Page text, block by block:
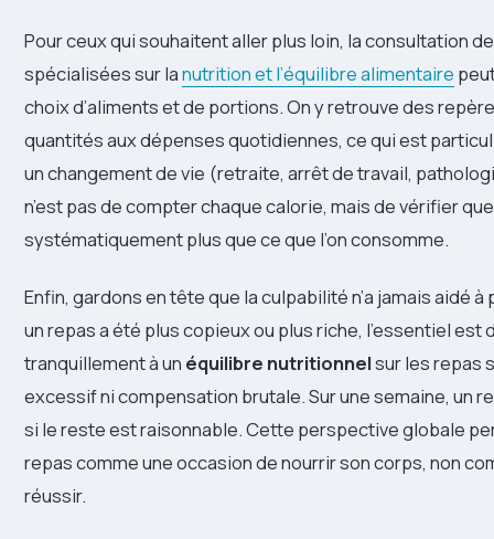
Pour ceux qui souhaitent aller plus loin, la consultation
spécialisées sur lanutrition et l’équilibre alimentaire
choix d’aliments et de portions. On y retrouve des
quantités aux dépenses quotidiennes, ce qui est
un changement de vie (retraite, arrêt de travail,
n’est pas de compter chaque calorie, mais de vérifier que
systématiquement plus que ce que l’on consomme.
Enfin, gardons en tête que la culpabilité n’a jamais aidé
un repas a été plus copieux ou plus riche, l’essentiel est
tranquillement à un équilibre nutritionnelsur les repas
excessif ni compensation brutale. Sur une semaine, un
si le reste est raisonnable. Cette perspective globale
repas comme une occasion de nourrir son corps, non
réussir.